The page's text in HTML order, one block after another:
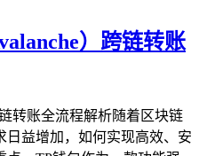
）跨链转账
转账全流程解析随着区块链
益增加，如何实现高效、安